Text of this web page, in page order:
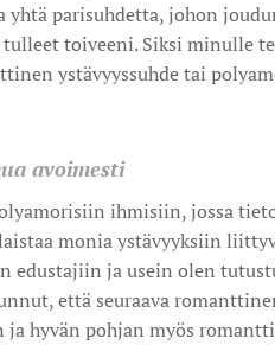
yhtä parisuhdetta, johon
toiveeni. Siksi minulle
ystävyyssuhde tai
avoimesti
ihmisiin, jossa
monia ystävyyksiin
edustajiin ja usein olen
että seuraava
hyvän pohjan myös